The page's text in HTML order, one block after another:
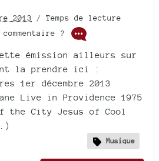
2013 / Temps de lecture
?
émission ailleurs sur
la prendre ici :
1er décembre 2013
Live in Providence 1975
the City Jesus of Cool
Musique